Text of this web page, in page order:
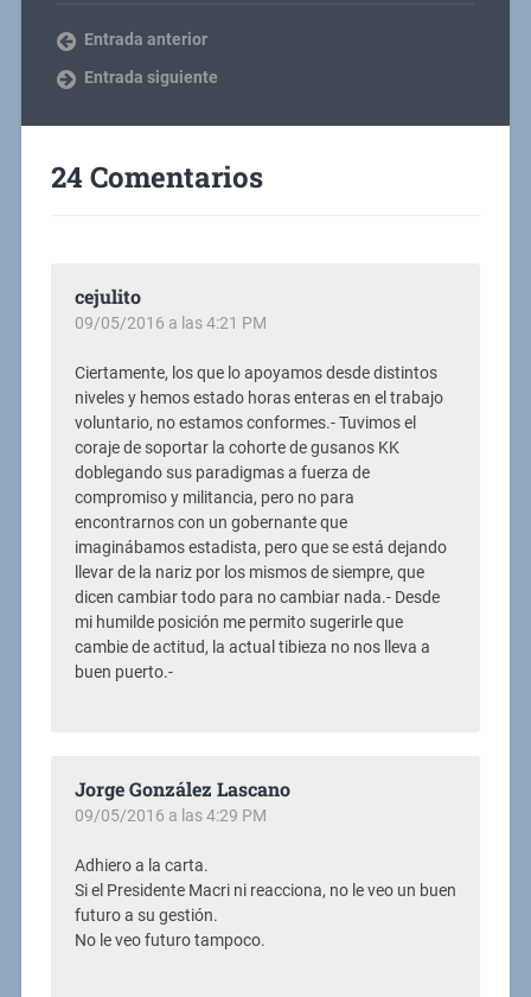
Entrada anterior
Entrada siguiente
24 Comentarios
cejulito
09/05/2016 a las 4:21 PM
Ciertamente, los que lo apoyamos desde distintos
niveles y hemos estado horas enteras en el trabajo
voluntario, no estamos conformes.- Tuvimos el
coraje de soportar la cohorte de gusanos KK
doblegando sus paradigmas a fuerza de
compromiso y militancia, pero no para
encontrarnos con un gobernante que
imaginábamos estadista, pero que se está dejando
llevar de la nariz por los mismos de siempre, que
dicen cambiar todo para no cambiar nada.- Desde
mi humilde posición me permito sugerirle que
cambie de actitud, la actual tibieza no nos lleva a
buen puerto.-
Jorge González Lascano
09/05/2016 a las 4:29 PM
Adhiero a la carta.
Si el Presidente Macri ni reacciona, no le veo un buen
futuro a su gestión.
No le veo futuro tampoco.